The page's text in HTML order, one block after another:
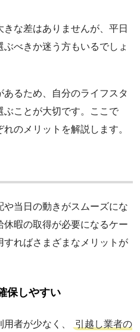
な差はありませんが、平日
べきか迷う方もいるでしょ
るため、自分のライフスタ
ぶことが大切です。ここで
のメリットを解説します。
当日の動きがスムーズにな
休暇の取得が必要になるケー
すればさまざまなメリットが
保しやすい
者が少なく、
引越し業者の